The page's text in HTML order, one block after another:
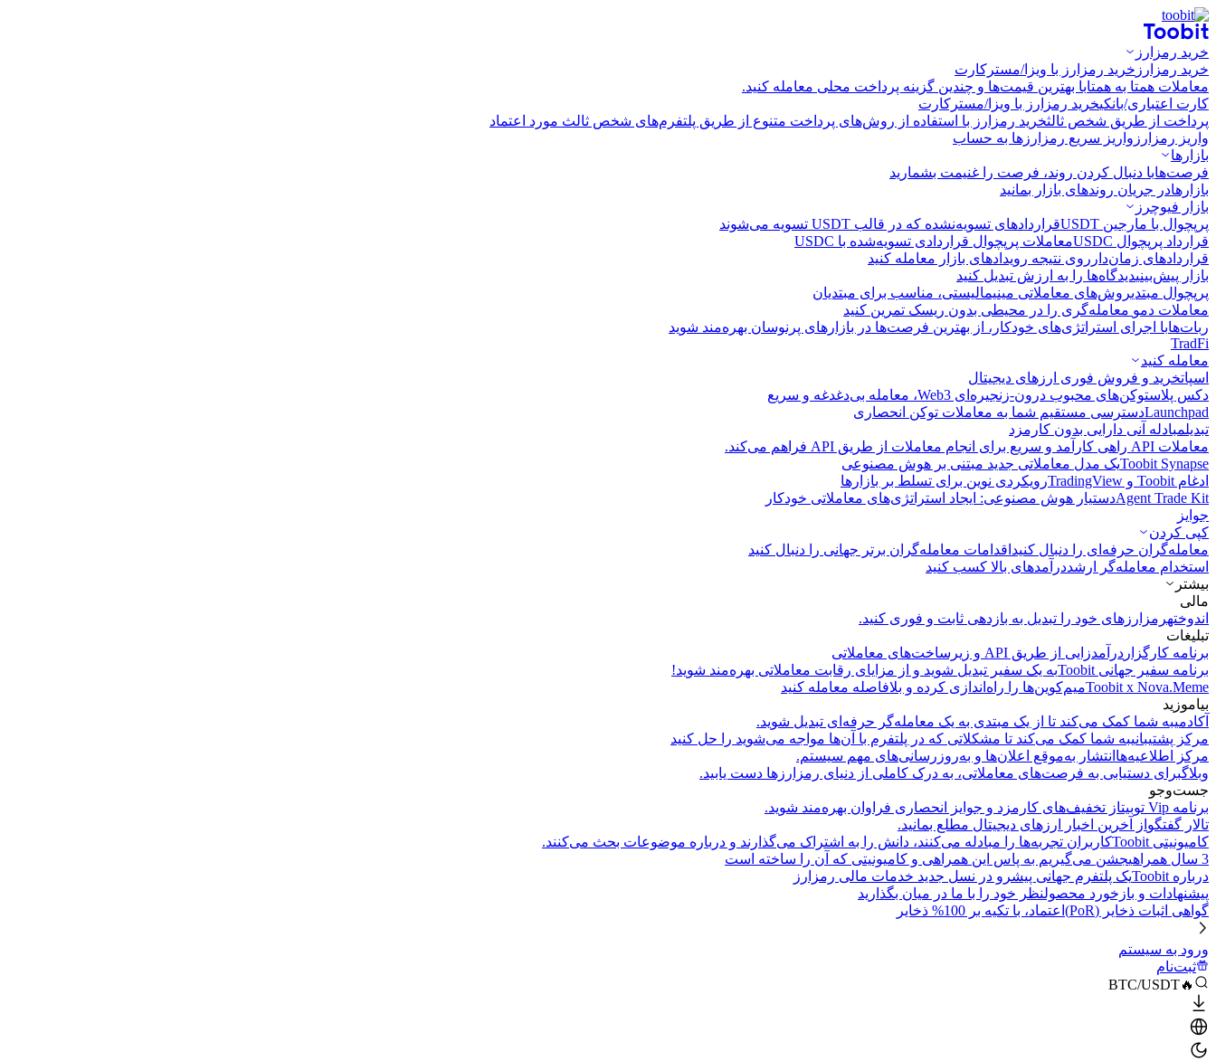
خرید رمزارز
خرید رمزارز خرید رمزارز با ویزا/مسترکارت
معاملات همتا به همتابا بهترین قیمت‌ها و چندین گزینه پرداخت محلی معامله کنید.
کارت اعتباری/بانکیخرید رمزارز با ویزا/مسترکارت
پرداخت از طریق شخص ثالثخرید رمزارز با استفاده از روش‌های پرداخت متنوع از طریق پلتفرم‌های شخص ثالث مورد اعتماد
واریز رمزارز واریز سریع رمزارزها به حساب
بازارها
فرصت‌هابا دنبال کردن روند، فرصت را غنیمت بشمارید
بازارهادر جریان روندهای بازار بمانید
بازار فیوچرز
پرپچوال با مارجین USDT
قراردادهای تسویه‌نشده که در قالب USDT تسویه می‌شوند
قرارداد پرپچوال USDC
معاملات پرپچوال قراردادی تسویه‌شده با USDC
قراردادهای زمان‌دار روی نتیجه رویدادهای بازار معامله کنید
بازار پیش‌بینیدیدگاه‌ها را به ارزش تبدیل کنید
پرپچوال مبتدیروش‌های معاملاتی مینیمالیستی، مناسب برای مبتدیان
معاملات دمو معامله‌گری را در محیطی بدون ریسک تمرین کنید
ربات‌هابا اجرای استراتژی‌های خودکار، از بهترین فرصت‌ها در بازارهای پرنوسان بهره‌مند شوید
TradFi
معامله کنید
اسپاتخرید و فروش فوری ارزهای دیجیتال
دکس پلاستوکن‌های محبوب درون-زنجیره‌ای Web3، معامله بی‌دغدغه و سریع
Launchpadدسترسی مستقیم شما به معاملات توکن انحصاری
تبدیلمبادله آنی دارایی بدون کارمزد
معاملات API
راهی کارآمد و سریع برای انجام معاملات از طریق API فراهم می‌کند.
Toobit Synapseیک مدل معاملاتی جدید مبتنی بر هوش مصنوعی
ادغام Toobit و TradingView
رویکردی نوین برای تسلط بر بازارها
Agent Trade Kitدستیار هوش مصنوعی: ایجاد استراتژی‌های معاملاتی خودکار
جوایز
کپی‌ کردن
معامله‌گران حرفه‌ای را دنبال کنید اقدامات معامله‌گران برتر جهانی را دنبال کنید
استخدام معامله‌گر ارشددرآمد‌های بالا کسب کنید
بیشتر
مالی
اندوختهرمزارزهای خود را تبدیل به بازدهی ثابت و فوری کنید.
تبلیغات
برنامه کارگزار درآمدزایی از طریق API و زیرساخت‌های معاملاتی
برنامه سفیر جهانی Toobit
به یک سفیر تبدیل شوید و از مزایای رقابت معاملاتی بهره‌مند شوید!
Toobit x Nova.Memeمیم‌کوین‌ها را راه‌اندازی کرده و بلافاصله معامله کنید
بیاموزید
آکادمیبه شما کمک می‌کند تا از یک مبتدی به یک معامله‌گر حرفه‌ای تبدیل شوید.
مرکز پشتیبانیبه شما کمک می‌کند تا مشکلاتی که در پلتفرم با آن‌ها مواجه می‌شوید را حل کنید
مرکز اطلاعیه‌ها انتشار به‌موقع اعلان‌ها و به‌روزرسانی‌های مهم سیستم.
وبلاگبرای دستیابی به فرصت‌های معاملاتی، به درک کاملی از دنیای رمزارزها دست یابید.
جست‌وجو
برنامه Vip توبیت
از تخفیف‌های کارمزد و جوایز انحصاری فراوان بهره‌مند شوید.
تالار گفتگو از آخرین اخبار ارزهای دیجیتال مطلع بمانید.
کامیونیتی Toobit
کاربران تجربه‌ها را مبادله می‌کنند، دانش را به اشتراک می‌گذارند و درباره موضوعات بحث می‌کنند.
3 سال همراهی
جشن می‌گیریم به پاس این همراهی و کامیونیتی که آن را ساخته است
درباره Toobit
یک پلتفرم جهانی پیشرو در نسل جدید خدمات مالی رمزارز
پیشنهادات و بازخورد محصولنظر خود را با ما در میان بگذارید
گواهی اثبات ذخایر (PoR)
اعتماد، با تکیه بر 100% ذخایر
ورود به سیستم
ثبت‌نام
🔥BTC/USDT